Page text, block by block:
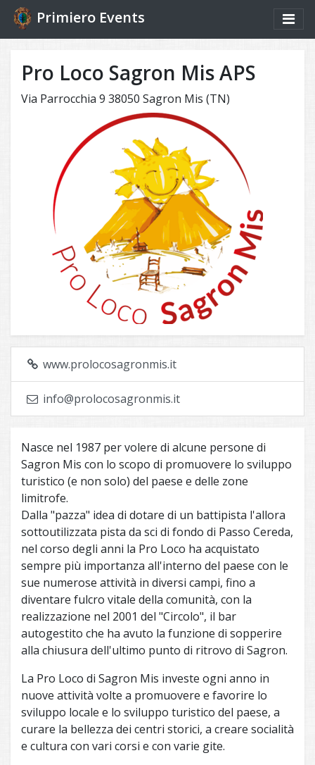
Primiero Events
Pro Loco Sagron Mis APS
Via Parrocchia 9 38050 Sagron Mis (TN)
www.prolocosagronmis.it
info@prolocosagronmis.it
Nasce nel 1987 per volere di alcune persone di
Sagron Mis con lo scopo di promuovere lo sviluppo
turistico (e non solo) del paese e delle zone
limitrofe.
Dalla "pazza" idea di dotare di un battipista l'allora
sottoutilizzata pista da sci di fondo di Passo Cereda,
nel corso degli anni la Pro Loco ha acquistato
sempre più importanza all'interno del paese con le
sue numerose attività in diversi campi, fino a
diventare fulcro vitale della comunità, con la
realizzazione nel 2001 del "Circolo", il bar
autogestito che ha avuto la funzione di sopperire
alla chiusura dell'ultimo punto di ritrovo di Sagron.
La Pro Loco di Sagron Mis investe ogni anno in
nuove attività volte a promuovere e favorire lo
sviluppo locale e lo sviluppo turistico del paese, a
curare la bellezza dei centri storici, a creare socialità
e cultura con vari corsi e con varie gite.